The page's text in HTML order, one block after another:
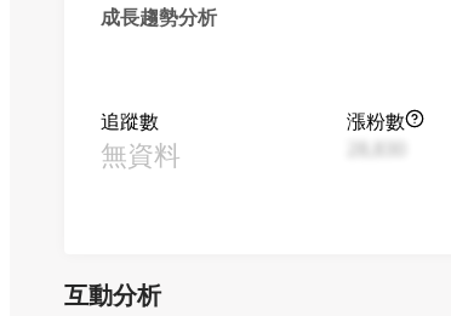
成長趨勢分析
追蹤數
無資料
漲粉數
互動分析